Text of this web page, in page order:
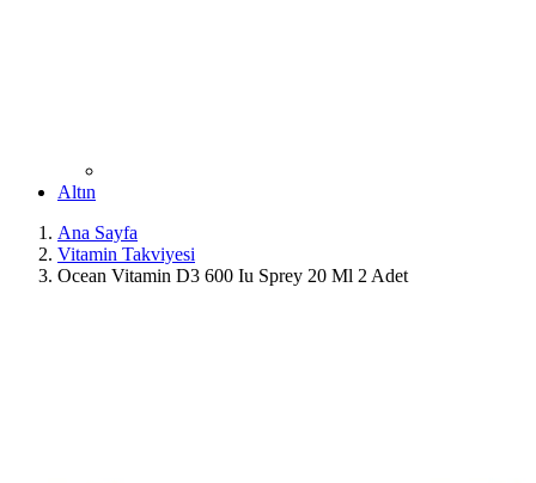
Altın
Ana Sayfa
Vitamin Takviyesi
Ocean Vitamin D3 600 Iu Sprey 20 Ml 2 Adet